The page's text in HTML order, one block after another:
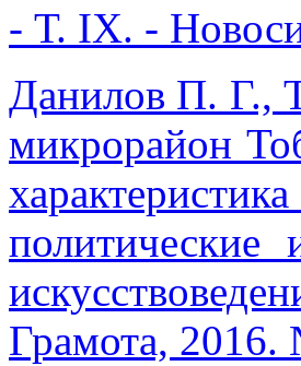
- Т. IX. -
Данилов П. Г.,
микрорайон
политические
Грамота,